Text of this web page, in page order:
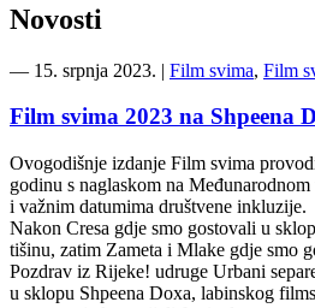
Novosti
― 15. srpnja 2023. | Film svima, Film
Film svima 2023 na Shpeena
Ovogodišnje izdanje Film svima
godinu s naglaskom na
i važnim datumima društvene inkluzije.
Nakon Cresa gdje smo gostovali u
tišinu, zatim Zameta i Mlake gdje smo
Pozdrav iz Rijeke! udruge Urbani
u sklopu Shpeena Doxa, labinskog